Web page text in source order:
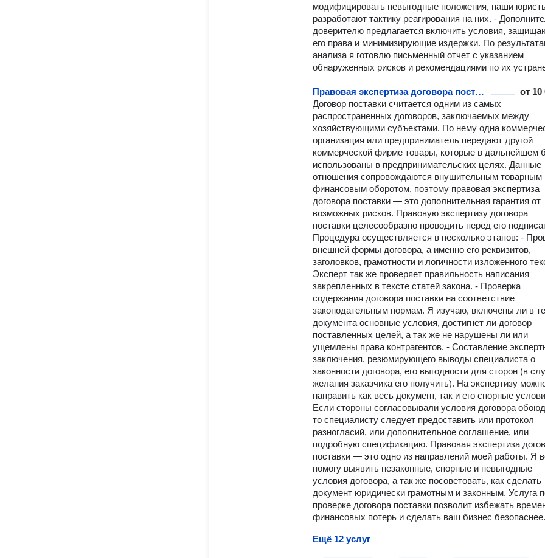
модифицировать невыгодные положения, наши
разработают тактику реагирования на них. -
доверителю предлагается включить условия,
его права и минимизирующие издержки. По
анализа я готовлю письменный отчет с указанием
обнаруженных рисков и рекомендациями по их
Правовая экспертиза договора поставки от 10
Договор поставки считается одним из самых
распространенных договоров, заключаемых между
хозяйствующими субъектами. По нему одна
организация или предприниматель передают другой
коммерческой фирме товары, которые в дальнейшем
использованы в предпринимательских целях. Данные
отношения сопровождаются внушительным товарным
финансовым оборотом, поэтому правовая экспертиза
договора поставки — это дополнительная гарантия от
возможных рисков. Правовую экспертизу договора
поставки целесообразно проводить перед его
Процедура осуществляется в несколько этапов: -
внешней формы договора, а именно его реквизитов,
заголовков, грамотности и логичности изложенного
Эксперт так же проверяет правильность написания
закрепленных в тексте статей закона. - Проверка
содержания договора поставки на соответствие
законодательным нормам. Я изучаю, включены ли в
документа основные условия, достигнет ли договор
поставленных целей, а так же не нарушены ли или
ущемлены права контрагентов. - Составление
заключения, резюмирующего выводы специалиста о
законности договора, его выгодности для сторон (в
желания заказчика его получить). На экспертизу
направить как весь документ, так и его спорные
Если стороны согласовывали условия договора
то специалисту следует предоставить или протокол
разногласий, или дополнительное соглашение, или
подробную спецификацию. Правовая экспертиза
поставки — это одно из направлений моей работы. Я
помогу выявить незаконные, спорные и невыгодные
условия договора, а так же посоветовать, как сделать
документ юридически грамотным и законным. Услуга
проверке договора поставки позволит избежать
финансовых потерь и сделать ваш бизнес безопаснее.
Ещё 12 услуг